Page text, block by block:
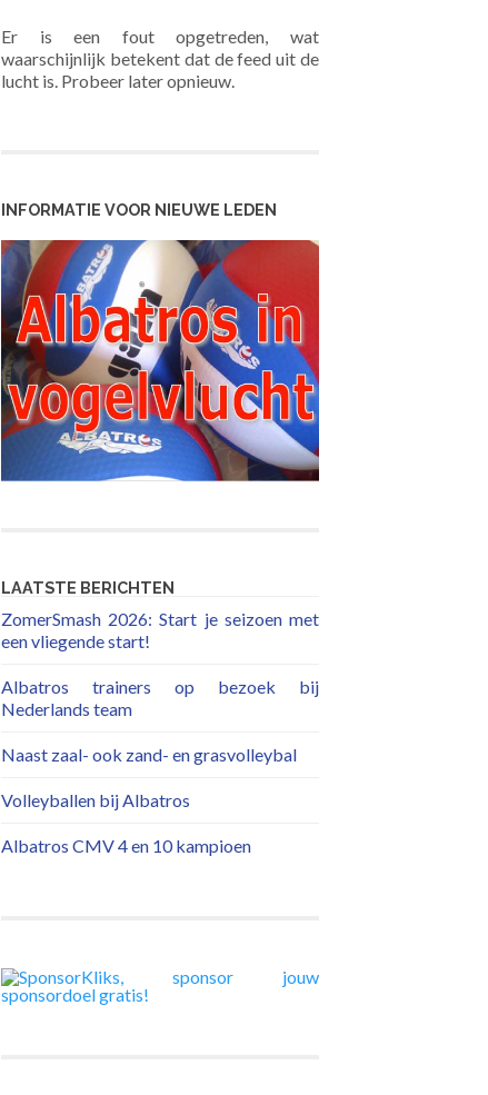
Er is een fout opgetreden, wat
waarschijnlijk betekent dat de feed uit de
lucht is. Probeer later opnieuw.
INFORMATIE VOOR NIEUWE LEDEN
LAATSTE BERICHTEN
ZomerSmash 2026: Start je seizoen met
een vliegende start!
Albatros trainers op bezoek bij
Nederlands team
Naast zaal- ook zand- en grasvolleybal
Volleyballen bij Albatros
Albatros CMV 4 en 10 kampioen